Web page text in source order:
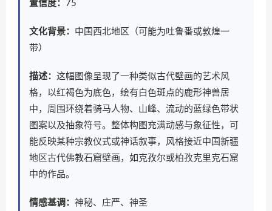
置信度： 75
文化背景： 中国西北地区（可能为吐鲁番或敦煌一
带）
描述： 这幅图像呈现了一种类似古代壁画的艺术风
格，以红褐色为底色，绘有白色斑点的鹿形神兽居
中，周围环绕着骑马人物、山峰、流动的蓝绿色带状
图案以及抽象符号。整体构图充满动感与象征性，可
能反映某种宗教仪式或神话叙事，风格接近中国新疆
地区古代佛教石窟壁画，如克孜尔或柏孜克里克石窟
中的作品。
情感基调： 神秘、庄严、神圣